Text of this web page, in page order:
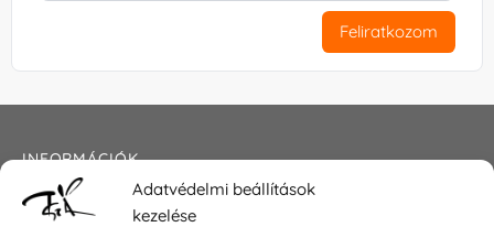
Adatvédelmi beállítások
kezelése
Feliratkozom
INFORMÁCIÓK
Általános szerződési feltételek